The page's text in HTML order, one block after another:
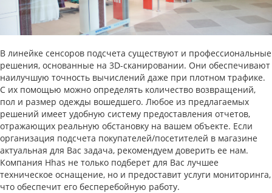
В линейке сенсоров подсчета существуют и профессиональные
решения, основанные на 3D-сканировании. Они обеспечивают
наилучшую точность вычислений даже при плотном трафике.
С их помощью можно определять количество возвращений,
пол и размер одежды вошедшего. Любое из предлагаемых
решений имеет удобную систему предоставления отчетов,
отражающих реальную обстановку на вашем объекте. Если
организация подсчета покупателей/посетителей в магазине
актуальная для Вас задача, рекомендуем доверить ее нам.
Компания Hhas не только подберет для Вас лучшее
техническое оснащение, но и предоставит услуги мониторинга,
что обеспечит его бесперебойную работу.